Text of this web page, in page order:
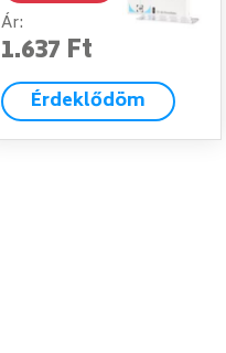
Ár:
1.637 Ft
Érdeklődöm